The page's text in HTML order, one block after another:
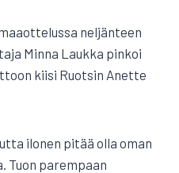
neljänteen
Minna Laukka pinkoi
kiisi Ruotsin Anette
ilonen pitää olla oman
Tuon parempaan